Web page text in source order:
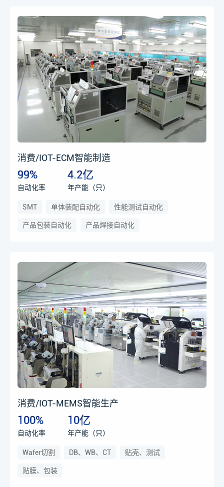
消费/IOT-ECM智能制造
99%
自动化率
4.2亿
年产能（只）
SMT 单体装配自动化 性能测试自动化
产品包装自动化 产品焊接自动化
消费/IOT-MEMS智能生产
100%
自动化率
10亿
年产能（只）
Wafer切割 DB、WB、CT 贴壳、测试
贴膜、包装